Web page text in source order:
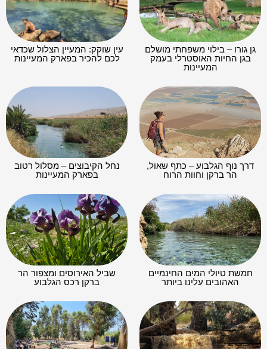
גן גורו – בילוי משפחתי מושלם
בגן החיות האוסטרלי בעמק
המעיינות
עין שוקק: המעיין הצלול שכדאי
לכם להכיר בפארק המעיינות
דרך נוף הגלבוע – כתף שאול,
הר ברקן וחוות הרוח
נחל הקיבוצים – מסלול רטוב
בפארק המעיינות
חמשת טיולי המים החינמיים
האהובים עלינו ביותר
שביל האירוסים ומצפור הר
ברקן רכס הגלבוע